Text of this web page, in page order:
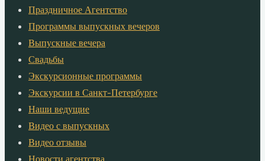
Праздничное Агентство
Программы выпускных вечеров
Выпускные вечера
Свадьбы
Экскурсионные программы
Экскурсии в Санкт-Петербурге
Наши ведущие
Видео с выпускных
Видео отзывы